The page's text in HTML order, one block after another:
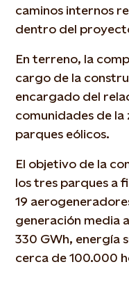
caminos internos
dentro del
En terreno, la
cargo de la
encargado del
comunidades de la
parques eólicos.
El objetivo de la
los tres parques a
19
generación media
330 GWh, energía
cerca de 100.000